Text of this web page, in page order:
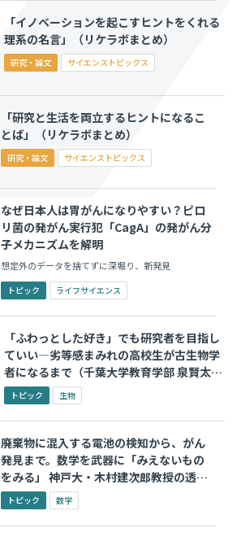
「イノベーションを起こすヒントをくれる
理系の名言」（リケラボまとめ）
研究・論文 サイエンストピックス
「研究と生活を両立するヒントになるこ
とば」（リケラボまとめ）
研究・論文 サイエンストピックス
なぜ日本人は胃がんになりやすい？ピロ
リ菌の発がん実行犯「CagA」の発がん分
子メカニズムを解明
想定外のデータを捨てずに深堀り、新発見
トピック ライフサイエンス
「ふわっとした好き」でも研究者を目指し
ていい―劣等感まみれの高校生が古生物学
者になるまで（千葉大学教育学部 泉賢太郎
准教授）
トピック 生物
廃棄物に混入する電池の検知から、がん
発見まで。数学を武器に「みえないもの
をみる」 神戸大・木村建次郎教授の透視
技術
トピック 数学